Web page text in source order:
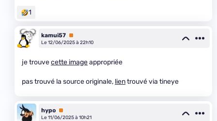
1
kamui57 Premium
Le 12/06/2025 à 22h10
je trouvecette imageappropriée
pas trouvé la source originale, lientrouvé via tineye
hypo Premium
Le 11/06/2025 à 10h21